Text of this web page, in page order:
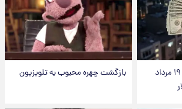
قیمت دلار امروز دوشنبه ۱۹ مرداد
بازگشت چهره محبوب به تلویزیون